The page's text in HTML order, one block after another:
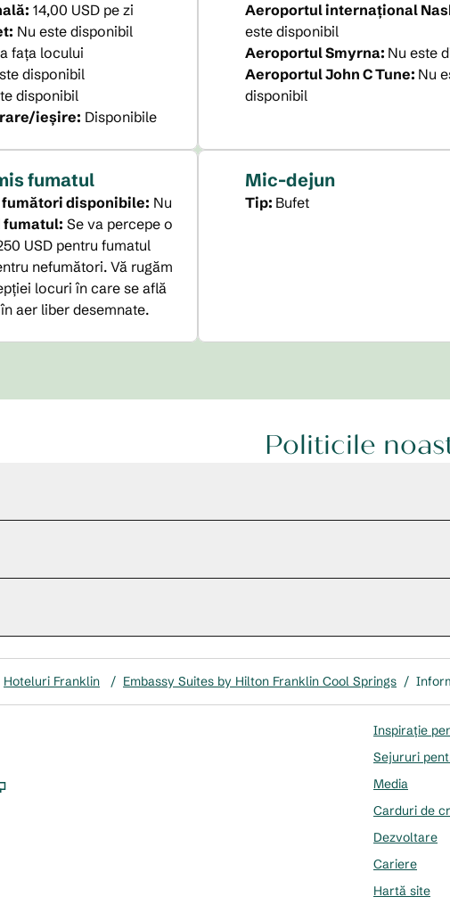
: 14,00 USD pe zi
: Nu este disponibil
fața locului
disponibil
disponibil
ieșire: Disponibile
Aeroportul internațional
este disponibil
Aeroportul Smyrna: Nu este
Aeroportul John C Tune: Nu
disponibil
fumatul
disponibile: Nu
Se va percepe o
USD pentru fumatul
nefumători. Vă rugăm
locuri în care se află
aer liber desemnate.
Mic-dejun
Tip: Bufet
Politicile
Hoteluri Franklin / Embassy Suites by Hilton Franklin Cool Springs /
,
Inspirație
Sejururi
Media
Carduri de
Dezvoltare
Cariere
Hartă site